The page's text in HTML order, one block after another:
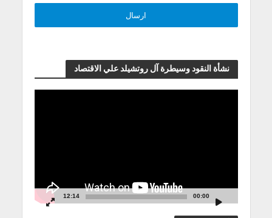
نشأة النقود وسيطرة آل روتشيلد علي الاقتصاد
00:00
12:14